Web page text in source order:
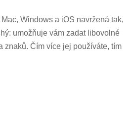
Windows a iOS navržená tak,
umožňuje vám zadat libovolné
znaků. Čím více jej používáte, tím